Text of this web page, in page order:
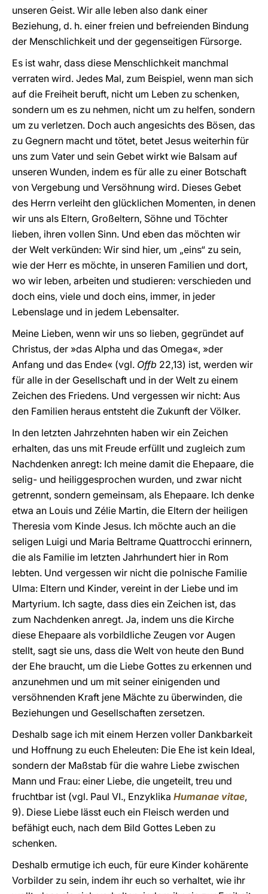
unseren Geist. Wir alle leben also dank einer
Beziehung, d. h. einer freien und befreienden Bindung
der Menschlichkeit und der gegenseitigen Fürsorge.
Es ist wahr, dass diese Menschlichkeit manchmal
verraten wird. Jedes Mal, zum Beispiel, wenn man sich
auf die Freiheit beruft, nicht um Leben zu schenken,
sondern um es zu nehmen, nicht um zu helfen, sondern
um zu verletzen. Doch auch angesichts des Bösen, das
zu Gegnern macht und tötet, betet Jesus weiterhin für
uns zum Vater und sein Gebet wirkt wie Balsam auf
unseren Wunden, indem es für alle zu einer Botschaft
von Vergebung und Versöhnung wird. Dieses Gebet
des Herrn verleiht den glücklichen Momenten, in denen
wir uns als Eltern, Großeltern, Söhne und Töchter
lieben, ihren vollen Sinn. Und eben das möchten wir
der Welt verkünden: Wir sind hier, um „eins“ zu sein,
wie der Herr es möchte, in unseren Familien und dort,
wo wir leben, arbeiten und studieren: verschieden und
doch eins, viele und doch eins, immer, in jeder
Lebenslage und in jedem Lebensalter.
Meine Lieben, wenn wir uns so lieben, gegründet auf
Christus, der »das Alpha und das Omega«, »der
Anfang und das Ende« (vgl. Offb 22,13) ist, werden wir
für alle in der Gesellschaft und in der Welt zu einem
Zeichen des Friedens. Und vergessen wir nicht: Aus
den Familien heraus entsteht die Zukunft der Völker.
In den letzten Jahrzehnten haben wir ein Zeichen
erhalten, das uns mit Freude erfüllt und zugleich zum
Nachdenken anregt: Ich meine damit die Ehepaare, die
selig- und heiliggesprochen wurden, und zwar nicht
getrennt, sondern gemeinsam, als Ehepaare. Ich denke
etwa an Louis und Zélie Martin, die Eltern der heiligen
Theresia vom Kinde Jesus. Ich möchte auch an die
seligen Luigi und Maria Beltrame Quattrocchi erinnern,
die als Familie im letzten Jahrhundert hier in Rom
lebten. Und vergessen wir nicht die polnische Familie
Ulma: Eltern und Kinder, vereint in der Liebe und im
Martyrium. Ich sagte, dass dies ein Zeichen ist, das
zum Nachdenken anregt. Ja, indem uns die Kirche
diese Ehepaare als vorbildliche Zeugen vor Augen
stellt, sagt sie uns, dass die Welt von heute den Bund
der Ehe braucht, um die Liebe Gottes zu erkennen und
anzunehmen und um mit seiner einigenden und
versöhnenden Kraft jene Mächte zu überwinden, die
Beziehungen und Gesellschaften zersetzen.
Deshalb sage ich mit einem Herzen voller Dankbarkeit
und Hoffnung zu euch Eheleuten: Die Ehe ist kein Ideal,
sondern der Maßstab für die wahre Liebe zwischen
Mann und Frau: einer Liebe, die ungeteilt, treu und
fruchtbar ist (vgl. Paul VI., Enzyklika Humanae vitae,
9). Diese Liebe lässt euch ein Fleisch werden und
befähigt euch, nach dem Bild Gottes Leben zu
schenken.
Deshalb ermutige ich euch, für eure Kinder kohärente
Vorbilder zu sein, indem ihr euch so verhaltet, wie ihr